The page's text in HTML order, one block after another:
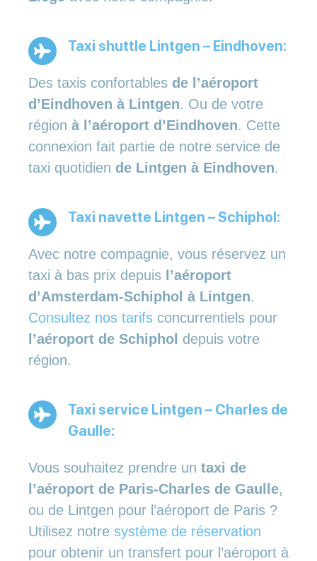
Taxi shuttle Lintgen – Eindhoven:
Des taxis confortables de l’aéroport
d’Eindhoven à Lintgen. Ou de votre
région à l’aéroport d’Eindhoven. Cette
connexion fait partie de notre service de
taxi quotidien de Lintgen à Eindhoven.
Taxi navette Lintgen – Schiphol:
Avec notre compagnie, vous réservez un
taxi à bas prix depuis l’aéroport
d’Amsterdam-Schiphol à Lintgen.
Consultez nos tarifs concurrentiels pour
l’aéroport de Schiphol depuis votre
région.
Taxi service Lintgen – Charles de
Gaulle:
Vous souhaitez prendre un taxi de
l’aéroport de Paris-Charles de Gaulle,
ou de Lintgen pour l’aéroport de Paris ?
Utilisez notre système de réservation
pour obtenir un transfert pour l’aéroport à